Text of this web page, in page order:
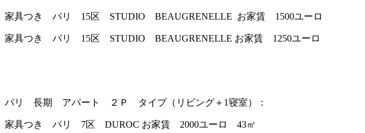
家具つき パリ 15区 STUDIO BEAUGRENELLE お家賃 1500ユーロ
家具つき パリ 15区 STUDIO BEAUGRENELLE お家賃 1250ユーロ
パリ 長期 アパート ２Ｐ タイプ（リビング＋1寝室）：
家具つき パリ 7区 DUROC お家賃 2000ユーロ 43㎡